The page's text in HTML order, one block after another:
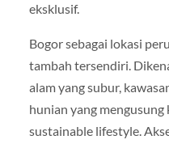
eksklusif.
Bogor sebagai lokasi
tambah tersendiri.
alam yang subur,
hunian yang mengusung
sustainable lifestyle.